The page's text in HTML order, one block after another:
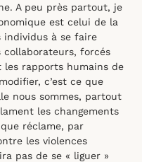
A peu près partout, je
est celui de la
individus à se faire
collaborateurs, forcés
les rapports humains de
c’est ce que
nous sommes, partout
les changements
réclame, par
les violences
pas de se « liguer »